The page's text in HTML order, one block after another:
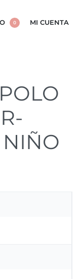
0 MI CUENTA